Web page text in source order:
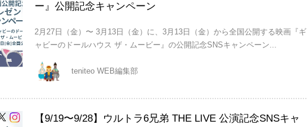
ー』公開記念キャンペーン
2月27日（金）〜 3月13日（金）に、3月13日（金）から全国公開する映画『ギ
ャビーのドールハウス ザ・ムービー』の公開記念SNSキャンペーン...
teniteo WEB編集部
【9/19〜9/28】ウルトラ6兄弟 THE LIVE 公演記念SNSキャ